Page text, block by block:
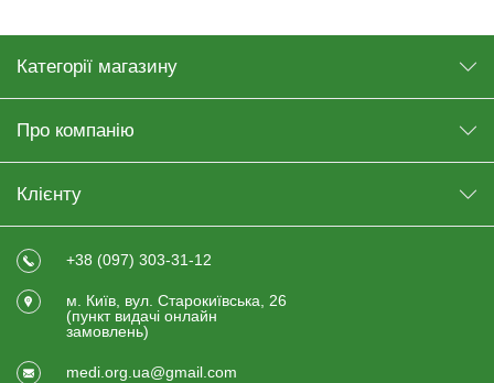
Категорії магазину
Про компанію
Клієнту
+38 (097) 303-31-12
м. Київ, вул. Старокиївська, 26
(пункт видачi онлайн
замовлень)
medi.org.ua@gmail.com